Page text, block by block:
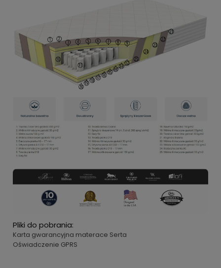
Pliki do pobrania:
Karta gwarancyjna materace Serta
Oświadczenie GPRS